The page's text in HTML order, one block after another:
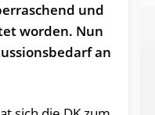
und
worden. Nun
an